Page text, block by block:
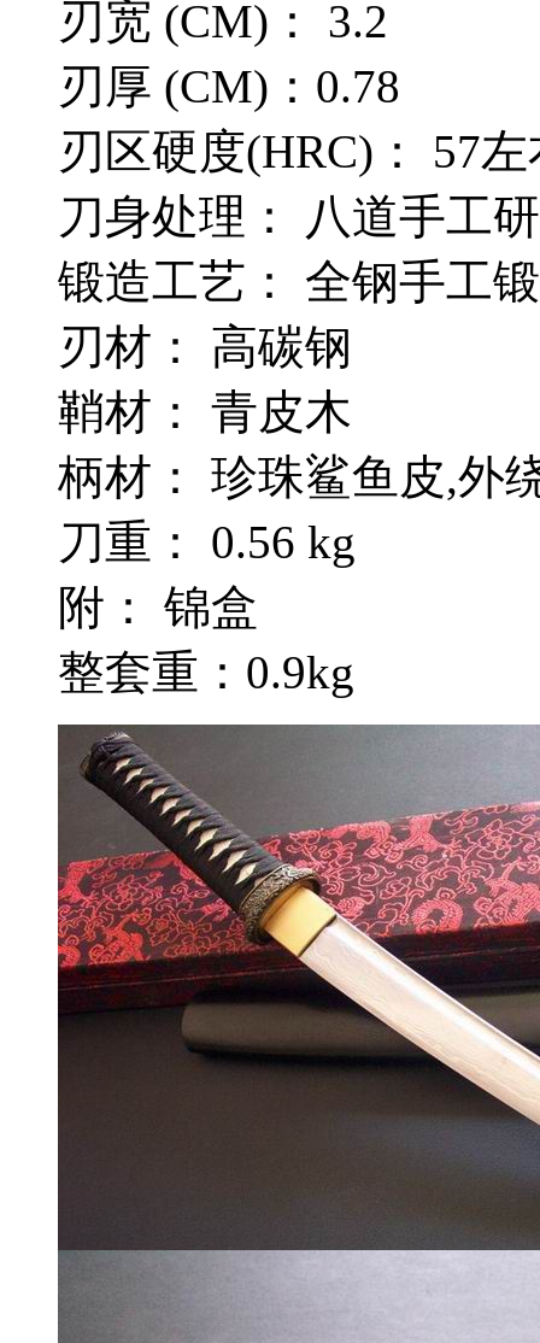
刃宽 (CM)： 3.2
刃厚 (CM)：0.78
刃区硬度(HRC)： 57左
刀身处理： 八道手
锻造工艺： 全钢手工
刃材： 高碳钢
鞘材： 青皮木
柄材： 珍珠鲨鱼皮,外
刀重： 0.56 kg
附： 锦盒
整套重：0.9kg